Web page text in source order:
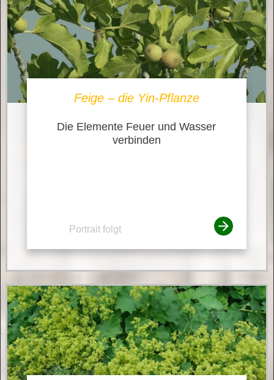
Feige – die Yin-Pflanze
Die Elemente Feuer und Wasser
verbinden
Portrait folgt